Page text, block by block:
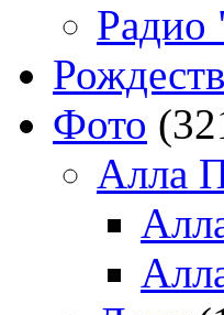
Радио
Фото
Алла